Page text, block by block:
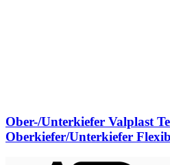
Ober-/Unterkiefer Valplast
Oberkiefer/Unterkiefer